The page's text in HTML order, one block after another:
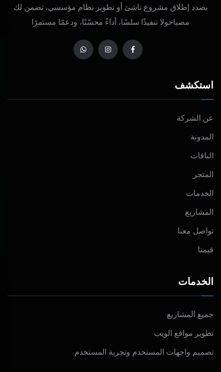
بصدد إطلاق مشروع ناشئ أو تطوير نظام مؤسسي، تضمن لك
مصباحولا تنفيذًا سلسًا، أداءً محسّنًا، ودعمًا مستمرًا
استكشف
عن الشركة
المدونة
الباقات
المتجر
الخدمات
المشاريع
تواصل معنا
قيمنا
الخدمات
جميع المشاريع
تطوير مواقع الويب
تصميم واجهات المستخدم وتجربة المستخدم